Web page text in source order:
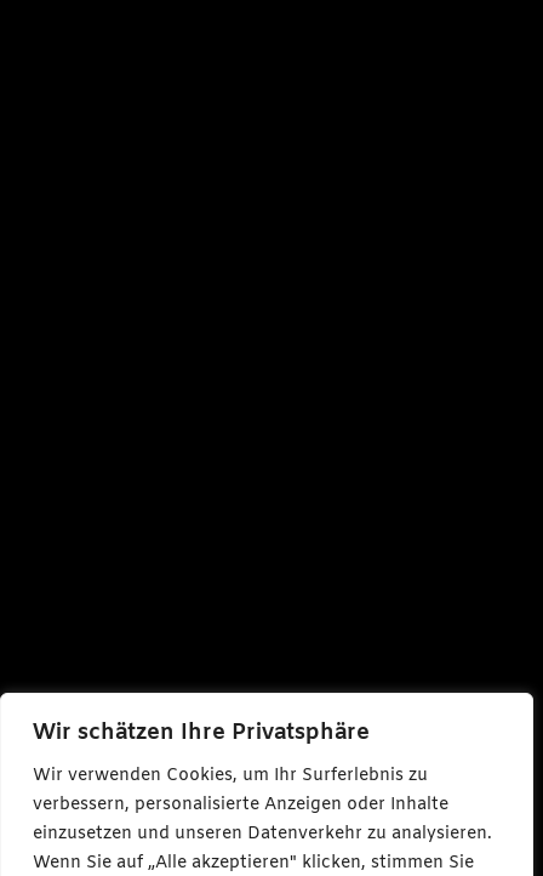
Wir schätzen Ihre Privatsphäre
Wir verwenden Cookies, um Ihr Surferlebnis zu
verbessern, personalisierte Anzeigen oder Inhalte
einzusetzen und unseren Datenverkehr zu analysieren.
Wenn Sie auf „Alle akzeptieren" klicken, stimmen Sie